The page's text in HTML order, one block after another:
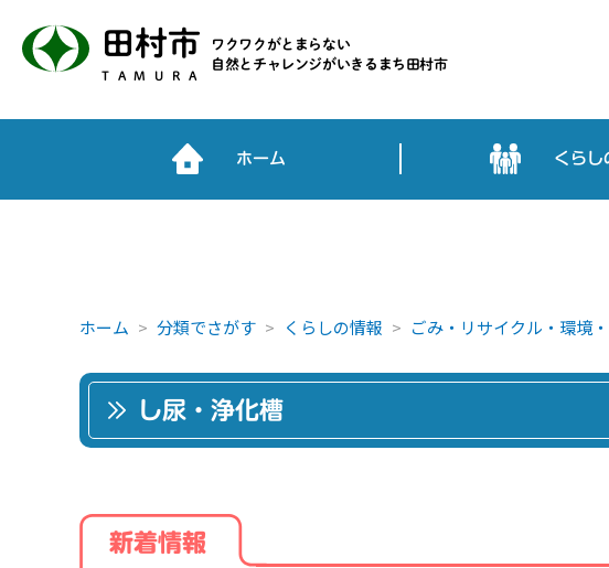
田村市
TAMURA
ワクワクがとまらない
自然とチャレンジがいきるまち田村市
ホーム くらし
ホーム 分類でさがす くらしの情報 ごみ・リサイクル・環境
し尿・浄化槽
新着情報